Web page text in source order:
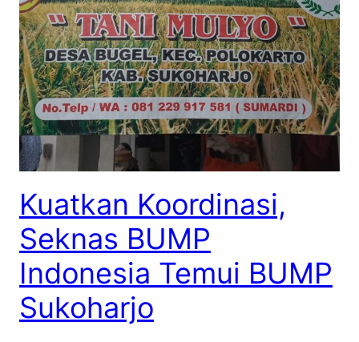
Kuatkan Koordinasi,
Seknas BUMP
Indonesia Temui BUMP
Sukoharjo